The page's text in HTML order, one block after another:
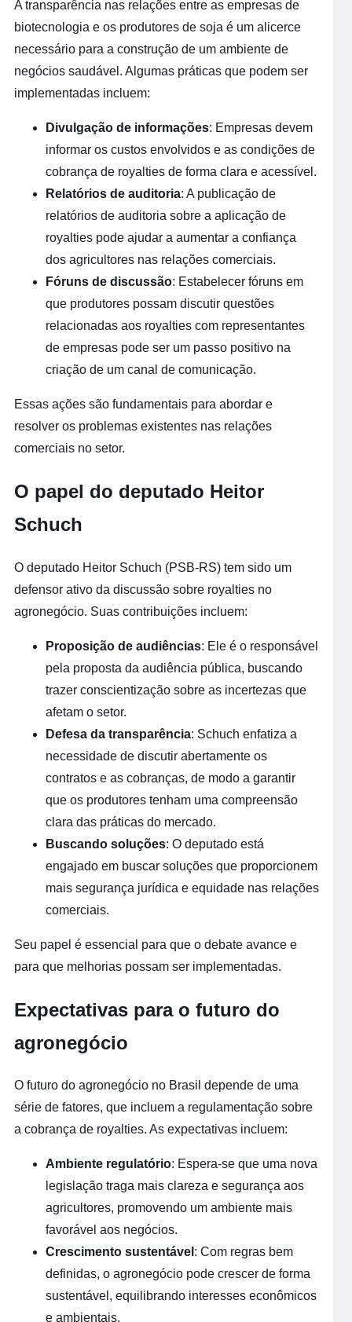
A transparência nas relações entre as empresas de
biotecnologia e os produtores de soja é um alicerce
necessário para a construção de um ambiente de
negócios saudável. Algumas práticas que podem ser
implementadas incluem:
Divulgação de informações: Empresas devem
informar os custos envolvidos e as condições de
cobrança de royalties de forma clara e acessível.
Relatórios de auditoria: A publicação de
relatórios de auditoria sobre a aplicação de
royalties pode ajudar a aumentar a confiança
dos agricultores nas relações comerciais.
Fóruns de discussão: Estabelecer fóruns em
que produtores possam discutir questões
relacionadas aos royalties com representantes
de empresas pode ser um passo positivo na
criação de um canal de comunicação.
Essas ações são fundamentais para abordar e
resolver os problemas existentes nas relações
comerciais no setor.
O papel do deputado Heitor
Schuch
O deputado Heitor Schuch (PSB-RS) tem sido um
defensor ativo da discussão sobre royalties no
agronegócio. Suas contribuições incluem:
Proposição de audiências: Ele é o responsável
pela proposta da audiência pública, buscando
trazer conscientização sobre as incertezas que
afetam o setor.
Defesa da transparência: Schuch enfatiza a
necessidade de discutir abertamente os
contratos e as cobranças, de modo a garantir
que os produtores tenham uma compreensão
clara das práticas do mercado.
Buscando soluções: O deputado está
engajado em buscar soluções que proporcionem
mais segurança jurídica e equidade nas relações
comerciais.
Seu papel é essencial para que o debate avance e
para que melhorias possam ser implementadas.
Expectativas para o futuro do
agronegócio
O futuro do agronegócio no Brasil depende de uma
série de fatores, que incluem a regulamentação sobre
a cobrança de royalties. As expectativas incluem:
Ambiente regulatório: Espera-se que uma nova
legislação traga mais clareza e segurança aos
agricultores, promovendo um ambiente mais
favorável aos negócios.
Crescimento sustentável : Com regras bem
definidas, o agronegócio pode crescer de forma
sustentável, equilibrando interesses econômicos
e ambientais.